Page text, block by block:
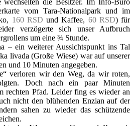
die Besitzer. Im Info-Büro
vom Tara-Nationalpark und im
160 RSD und Kaffee, 60 RSD) für
verzögerte sich unser Aufbruch
um eine ¾ Stunde.
– ein weiterer Aussichtspunkt ins Tal
livada (Große Wiese) war auf unserer
und 10 Minuten angegeben.
verloren wir den Weg, da wir roten,
Doch nach ein paar Minuten
rechten Pfad. Leider fing es wieder an
nicht den blühenden Enzian auf der
sahen zu wieder das schützende